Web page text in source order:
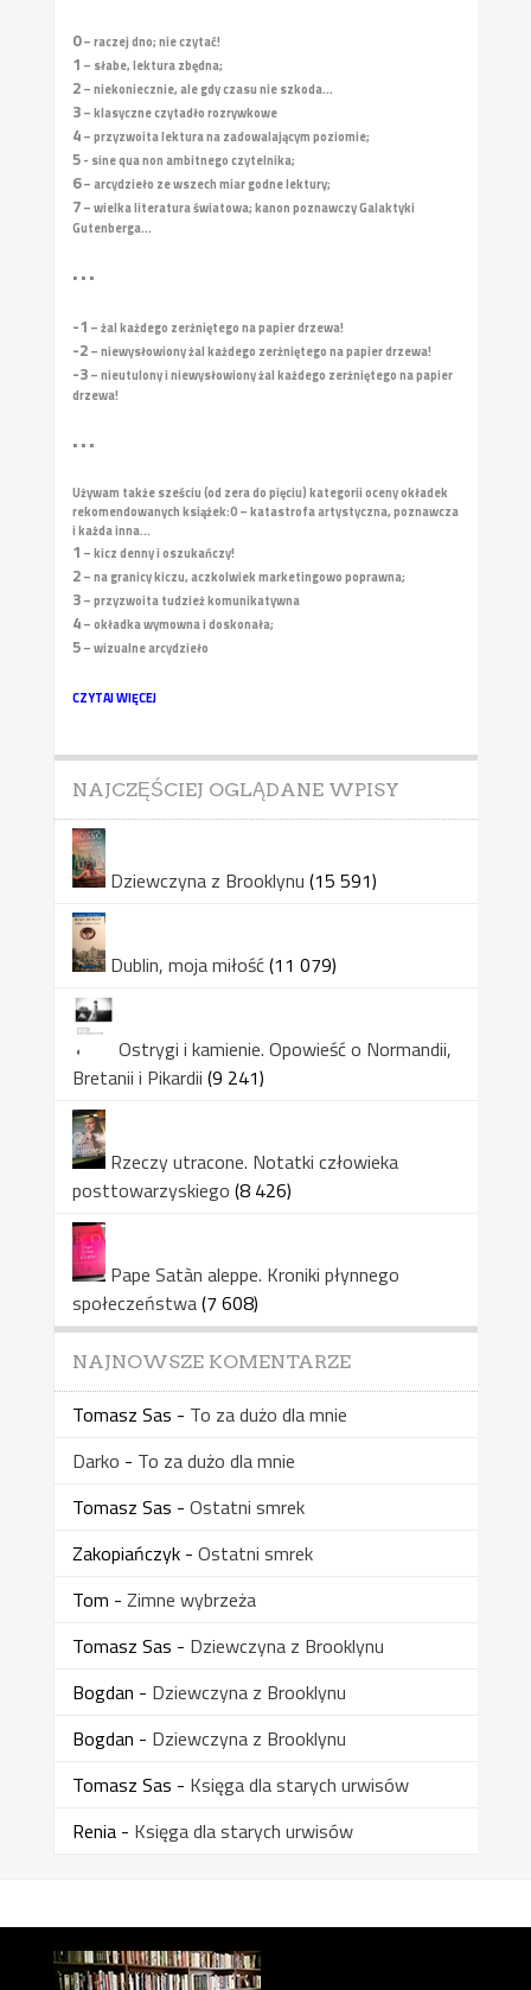
0– raczej dno; nie czytać!
1 – słabe, lektura zbędna;
2– niekoniecznie, ale gdy czasu nie szkoda...
3– klasyczne czytadło rozrywkowe
4– przyzwoita lektura na zadowalającym poziomie;
5- sine qua non ambitnego czytelnika;
6– arcydzieło ze wszech miar godne lektury;
7– wielka literatura światowa; kanon poznawczy Galaktyki
Gutenberga...
• • •
-1 – żal każdego zerżniętego na papier drzewa!
-2– niewysłowiony żal każdego zerżniętego na papier drzewa!
-3– nieutulony i niewysłowiony żal każdego zerżniętego na papier
drzewa!
• • •
Używam także sześciu (od zera do pięciu) kategorii oceny okładek
rekomendowanych książek:0 – katastrofa artystyczna, poznawcza
i każda inna...
1 – kicz denny i oszukańczy!
2– na granicy kiczu, aczkolwiek marketingowo poprawna;
3– przyzwoita tudzież komunikatywna
4– okładka wymowna i doskonała;
5– wizualne arcydzieło
CZYTAJ WIĘCEJ
NAJCZĘŚCIEJ OGLĄDANE WPISY
Dziewczyna z Brooklynu (15 591)
Dublin, moja miłość(11 079)
Ostrygi i kamienie. Opowieść o Normandii,
Bretanii i Pikardii (9 241)
Rzeczy utracone. Notatki człowieka
posttowarzyskiego (8 426)
Pape Satàn aleppe. Kroniki płynnego
społeczeństwa(7 608)
NAJNOWSZE KOMENTARZE
Tomasz Sas - To za dużo dla mnie
Darko - To za dużo dla mnie
Tomasz Sas - Ostatni smrek
Zakopiańczyk- Ostatni smrek
Tom - Zimne wybrzeża
Tomasz Sas - Dziewczyna z Brooklynu
Bogdan - Dziewczyna z Brooklynu
Bogdan - Dziewczyna z Brooklynu
Tomasz Sas - Księga dla starych urwisów
Renia- Księga dla starych urwisów